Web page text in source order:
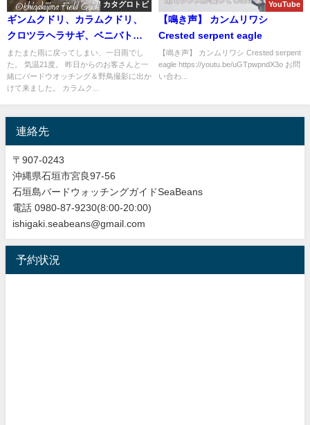
カタグロトビ
ギンムクドリ、カラムクドリ、
クロツラヘラサギ、ベニバト等
など盛り沢山！！バードウオッ
チング＆野鳥撮影ガイド。
またまた雨に戻ってしまい、一日雨でし
た。 気温21度。 昨日からのお客さんと一
緒にバードウオッチング＆野鳥撮影に出か
けて来ました。 カラムク...
YouTube
【鳴き声】 カンムリワシ
Crested serpent eagle
【鳴き声】 カンムリワシ Crested serpent
eagle https://youtu.be/uGTpwpndX3o お問
い合わ...
連絡先
〒907-0243
沖縄県石垣市宮良97-56
石垣島バードウォッチングガイドSeaBeans
電話 0980-87-9230(8:00-20:00)
ishigaki.seabeans@gmail.com
予約状況